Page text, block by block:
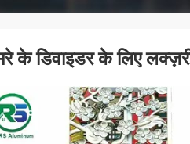
के डिवाइडर के लिए